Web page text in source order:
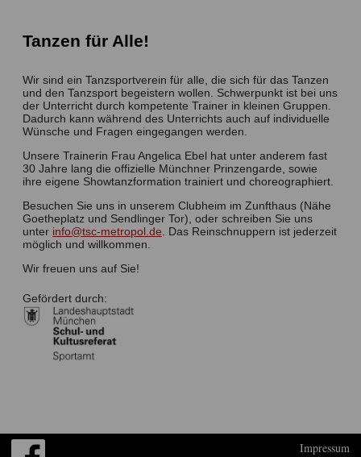
28. 07. 2020
04. 07. 2020
Metropol Trainingsmaske
23. 06. 2020
Erfolgreicher Wiedereinstieg
31. 05. 2020
Erinnerungen aus einer Zeit vor Covid-19 – die Dritte
Ab 8. Juni wird wieder getanzt
27. 05. 2020
Erinnerungen aus einer Zeit vor Covid-19 – die Zweite
20. 05. 2020
20. 05. 2020
Aussetzen des Trainingsbetriebs – aktuelle Infos
18. 02. 2020
Die Garde unterwegs!
Tanzen für Alle!
Wir sind ein Tanzsportverein für alle, die sich für das Tanzen
und den Tanzsport begeistern wollen. Schwerpunkt ist bei uns
der Unterricht durch kompetente Trainer in kleinen Gruppen.
Dadurch kann während des Unterrichts auch auf individuelle
Wünsche und Fragen eingegangen werden.
Unsere Trainerin Frau Angelica Ebel hat unter anderem fast
30 Jahre lang die offizielle Münchner Prinzengarde, sowie
ihre eigene Showtanzformation trainiert und choreographiert.
Besuchen Sie uns in unserem Clubheim im Zunfthaus (Nähe
Goetheplatz und Sendlinger Tor), oder schreiben Sie uns
unter info@tsc-metropol.de. Das Reinschnuppern ist jederzeit
möglich und willkommen.
Wir freuen uns auf Sie!
Gefördert durch:
Impressum